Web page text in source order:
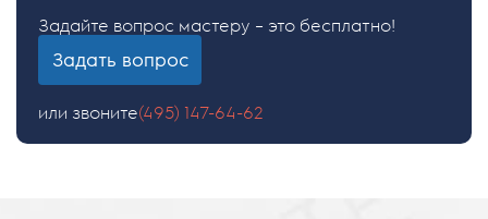
Задайте вопрос мастеру – это бесплатно!
Задать вопрос
или звоните(495) 147-64-62